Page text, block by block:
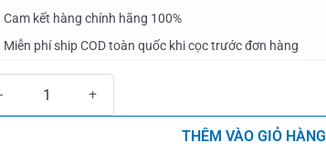
Cam kết hàng chính hãng 100%
Miễn phí ship COD toàn quốc khi cọc trước đơn hàng
THÊM VÀO GIỎ HÀNG